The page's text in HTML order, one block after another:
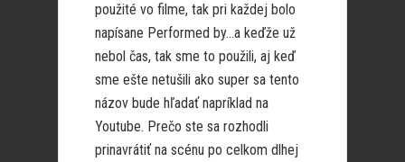
použité vo filme, tak pri každej bolo
napísane Performed by…a keďže už
nebol čas, tak sme to použili, aj keď
sme ešte netušili ako super sa tento
názov bude hľadať napríklad na
Youtube. Prečo ste sa rozhodli
prinavrátiť na scénu po celkom dlhej